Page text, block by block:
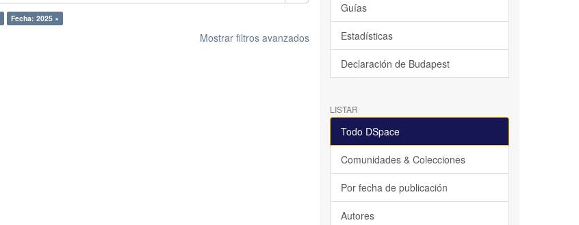
Fecha: 2025 ×
Mostrar filtros avanzados
Guías
Estadísticas
Declaración de Budapest
LISTAR
Todo DSpace
Comunidades & Colecciones
Por fecha de publicación
Autores